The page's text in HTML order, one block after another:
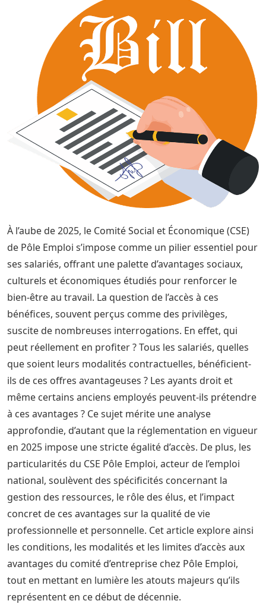
À l’aube de 2025, le Comité Social et Économique (CSE)
de Pôle Emploi s’impose comme un pilier essentiel pour
ses salariés, offrant une palette d’avantages sociaux,
culturels et économiques étudiés pour renforcer le
bien-être au travail. La question de l’accès à ces
bénéfices, souvent perçus comme des privilèges,
suscite de nombreuses interrogations. En effet, qui
peut réellement en profiter ? Tous les salariés, quelles
que soient leurs modalités contractuelles, bénéficient-
ils de ces offres avantageuses ? Les ayants droit et
même certains anciens employés peuvent-ils prétendre
à ces avantages ? Ce sujet mérite une analyse
approfondie, d’autant que la réglementation en vigueur
en 2025 impose une stricte égalité d’accès. De plus, les
particularités du CSE Pôle Emploi, acteur de l’emploi
national, soulèvent des spécificités concernant la
gestion des ressources, le rôle des élus, et l’impact
concret de ces avantages sur la qualité de vie
professionnelle et personnelle. Cet article explore ainsi
les conditions, les modalités et les limites d’accès aux
avantages du comité d’entreprise chez Pôle Emploi,
tout en mettant en lumière les atouts majeurs qu’ils
représentent en ce début de décennie.